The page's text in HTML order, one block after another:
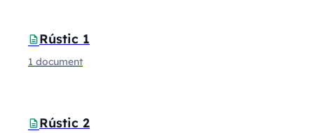
descriptionRústic 1
1 document
descriptionRústic 2